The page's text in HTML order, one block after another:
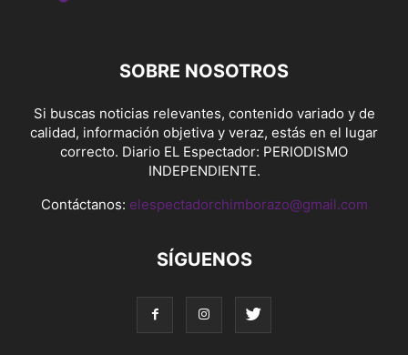
SOBRE NOSOTROS
Si buscas noticias relevantes, contenido variado y de
calidad, información objetiva y veraz, estás en el lugar
correcto. Diario EL Espectador: PERIODISMO
INDEPENDIENTE.
Contáctanos: elespectadorchimborazo@gmail.com
SÍGUENOS